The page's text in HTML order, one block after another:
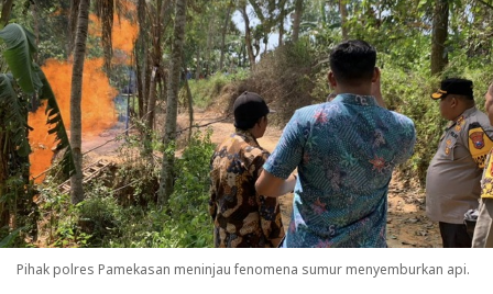
Pihak polres Pamekasan meninjau fenomena sumur menyemburkan api.